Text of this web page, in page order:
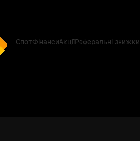
СпотФінансиАкціїРеферальні знижки